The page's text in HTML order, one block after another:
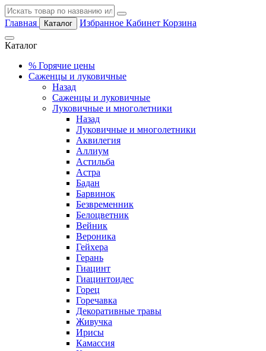
Главная Каталог Избранное Кабинет Корзина
Каталог
% Горячие цены
Саженцы и луковичные
Назад
Саженцы и луковичные
Луковичные и многолетники
Назад
Луковичные и многолетники
Аквилегия
Аллиум
Астильба
Астра
Бадан
Барвинок
Безвременник
Белоцветник
Вейник
Вероника
Гейхера
Герань
Гиацинт
Гиацинтоидес
Горец
Горечавка
Декоративные травы
Живучка
Ирисы
Камассия